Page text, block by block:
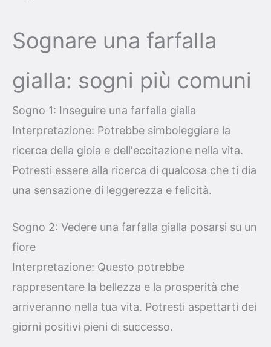
Sognare una farfalla
gialla: sogni più comuni
Sogno 1: Inseguire una farfalla gialla
Interpretazione: Potrebbe simboleggiare la
ricerca della gioia e dell'eccitazione nella vita.
Potresti essere alla ricerca di qualcosa che ti dia
una sensazione di leggerezza e felicità.
Sogno 2: Vedere una farfalla gialla posarsi su un
fiore
Interpretazione: Questo potrebbe
rappresentare la bellezza e la prosperità che
arriveranno nella tua vita. Potresti aspettarti dei
giorni positivi pieni di successo.